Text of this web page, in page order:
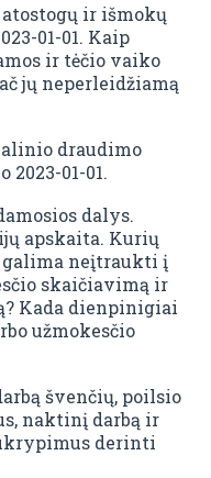
ir išmokų
01-01. Kaip
ir tėčio vaiko
jų neperleidžiamą
draudimo
01-01.
dalys.
apskaita. Kurių
galima neįtraukti į
skaičiavimą ir
Kada dienpinigiai
užmokesčio
švenčių, poilsio
naktinį darbą ir
derinti